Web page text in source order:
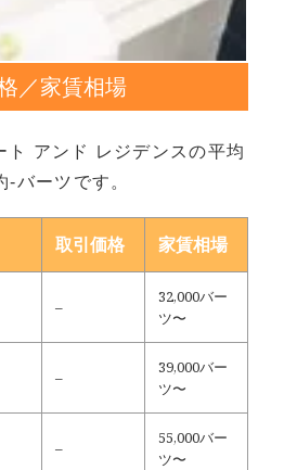
／家賃相場
ト アンド レジデンスの平均
-バーツです。
取引価格 家賃相場
–
32,000バー
ツ〜
–
39,000バー
ツ〜
–
55,000バー
ツ〜